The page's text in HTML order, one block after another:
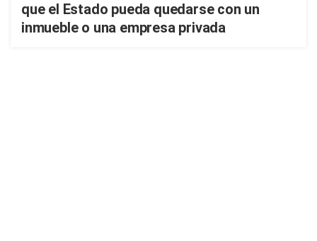
que el Estado pueda quedarse con un
inmueble o una empresa privada